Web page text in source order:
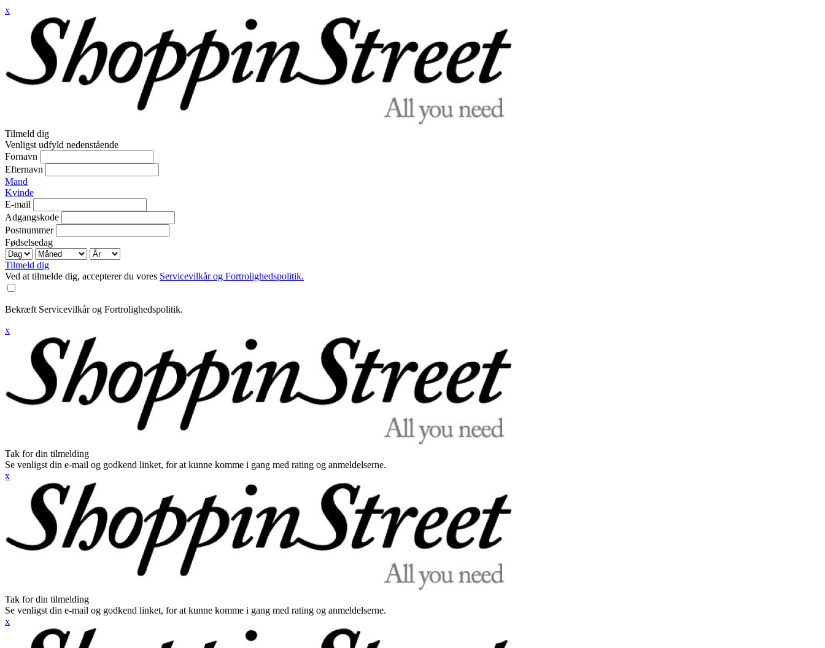
x
Tilmeld dig
Venligst udfyld nedenstående
Fornavn
Efternavn
Mand
Kvinde
E-mail
Adgangskode
Postnummer
Fødselsedag
Tilmeld dig
Ved at tilmelde dig, accepterer du vores Servicevilkår og Fortrolighedspolitik.
Bekræft Servicevilkår og Fortrolighedspolitik.
x
Tak for din tilmelding
Se venligst din e-mail og godkend linket, for at kunne komme i gang med rating og anmeldelserne.
x
Tak for din tilmelding
Se venligst din e-mail og godkend linket, for at kunne komme i gang med rating og anmeldelserne.
x